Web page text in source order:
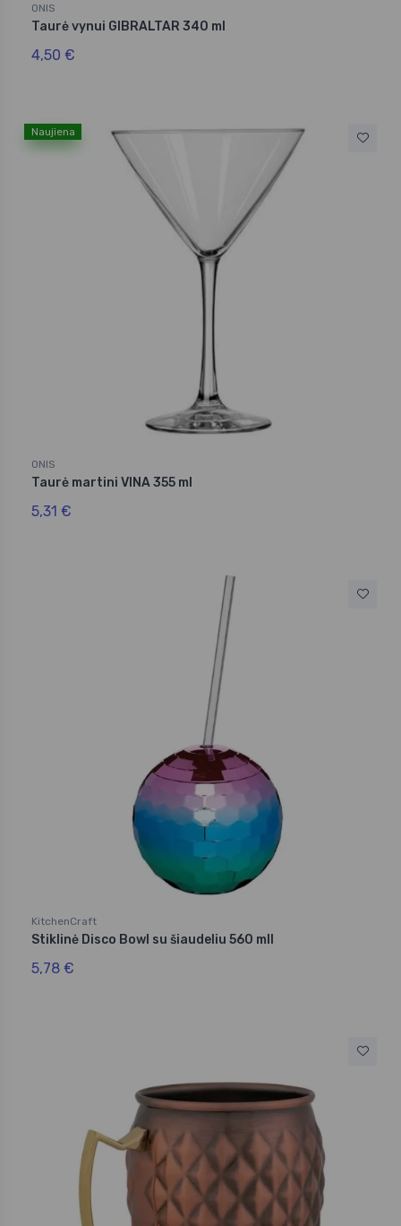
ONIS
Taurė vynui GIBRALTAR 340 ml
4,50 €
Naujiena
ONIS
Taurė martini VINA 355 ml
5,31 €
KitchenCraft
Stiklinė Disco Bowl su šiaudeliu 560 mll
5,78 €